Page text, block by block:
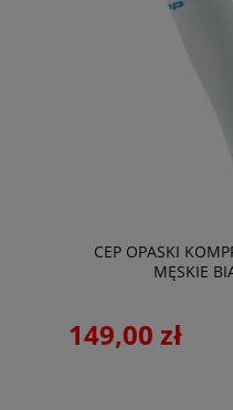
CEP OPASKI
MĘSKIE
149,00 zł